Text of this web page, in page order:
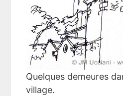
Quelques demeures
village.